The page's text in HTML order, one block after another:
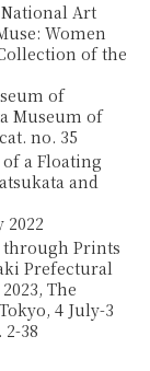
Art
Women
of the
of
Museum of
no. 35
a Floating
and
2022
through Prints
Prefectural
The
4 July-3
2-38